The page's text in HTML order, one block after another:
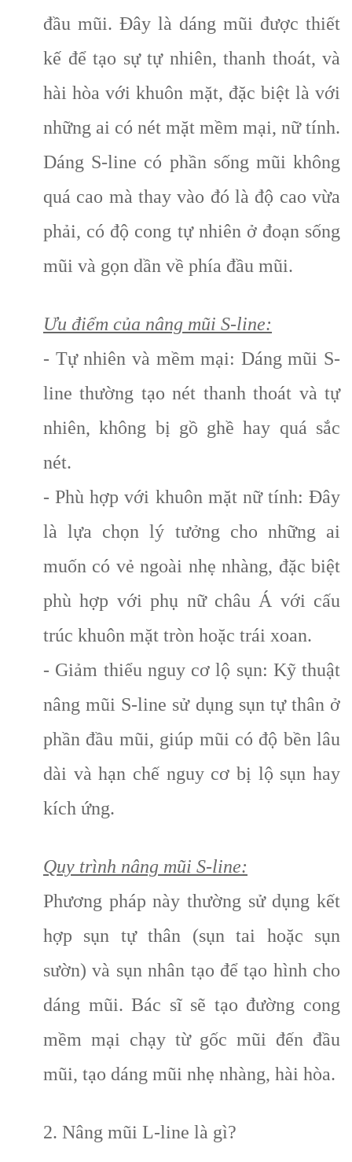
đầu mũi. Đây là dáng mũi được thiết
kế để tạo sự tự nhiên, thanh thoát, và
hài hòa với khuôn mặt, đặc biệt là với
những ai có nét mặt mềm mại, nữ tính.
Dáng S-line có phần sống mũi không
quá cao mà thay vào đó là độ cao vừa
phải, có độ cong tự nhiên ở đoạn sống
mũi và gọn dần về phía đầu mũi.
Ưu điểm của nâng mũi S-line:
- Tự nhiên và mềm mại: Dáng mũi S-
line thường tạo nét thanh thoát và tự
nhiên, không bị gồ ghề hay quá sắc
nét.
- Phù hợp với khuôn mặt nữ tính: Đây
là lựa chọn lý tưởng cho những ai
muốn có vẻ ngoài nhẹ nhàng, đặc biệt
phù hợp với phụ nữ châu Á với cấu
trúc khuôn mặt tròn hoặc trái xoan.
- Giảm thiểu nguy cơ lộ sụn: Kỹ thuật
nâng mũi S-line sử dụng sụn tự thân ở
phần đầu mũi, giúp mũi có độ bền lâu
dài và hạn chế nguy cơ bị lộ sụn hay
kích ứng.
Quy trình nâng mũi S-line:
Phương pháp này thường sử dụng kết
hợp sụn tự thân (sụn tai hoặc sụn
sườn) và sụn nhân tạo để tạo hình cho
dáng mũi. Bác sĩ sẽ tạo đường cong
mềm mại chạy từ gốc mũi đến đầu
mũi, tạo dáng mũi nhẹ nhàng, hài hòa.
2. Nâng mũi L-line là gì?